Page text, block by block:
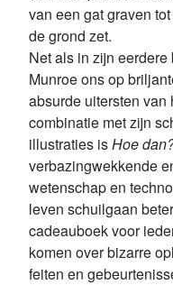
van een gat graven
de grond zet.
Net als in zijn eerdere
Munroe ons op
absurde uitersten van
combinatie met zijn
illustraties isHoe
verbazingwekkende
wetenschap en
leven schuilgaan
cadeauboek voor
komen over bizarre
feiten en